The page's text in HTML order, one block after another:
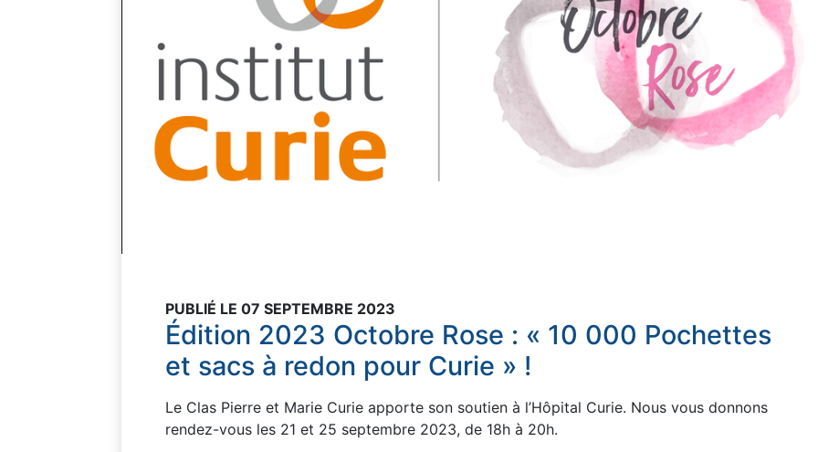
PUBLIÉ LE 07 SEPTEMBRE 2023
Édition 2023 Octobre Rose : « 10 000 Pochettes
et sacs à redon pour Curie » !
Le Clas Pierre et Marie Curie apporte son soutien à l’Hôpital Curie. Nous vous donnons
rendez-vous les 21 et 25 septembre 2023, de 18h à 20h.